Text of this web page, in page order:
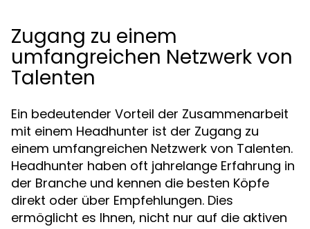
Zugang zu einem
umfangreichen Netzwerk von
Talenten
Ein bedeutender Vorteil der Zusammenarbeit
mit einem Headhunter ist der Zugang zu
einem umfangreichen Netzwerk von Talenten.
Headhunter haben oft jahrelange Erfahrung in
der Branche und kennen die besten Köpfe
direkt oder über Empfehlungen. Dies
ermöglicht es Ihnen, nicht nur auf die aktiven